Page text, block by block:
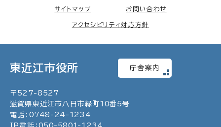
サイトマップ お問い合わせ
アクセシビリティ対応方針
東近江市役所 庁舎案内
〒 527-8527
滋賀県東近江市八日市緑町10番5号
電話： 0748 - 24 - 1234
IP電話： 050- 5801 - 1234